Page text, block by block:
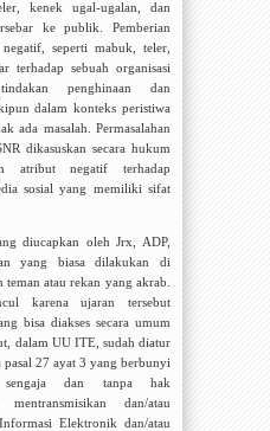
kenek ugal-ugalan, dan
ke publik. Pemberian
seperti mabuk, teler,
terhadap sebuah organisasi
penghinaan dan
dalam konteks peristiwa
ada masalah. Permasalahan
dikasuskan secara hukum
atribut negatif terhadap
sosial yang memiliki sifat
diucapkan oleh Jrx, ADP,
yang biasa dilakukan di
atau rekan yang akrab.
karena ujaran tersebut
bisa diakses secara umum
dalam UU ITE, sudah diatur
pasal 27 ayat 3 yang berbunyi
dan tanpa hak
dan/atau
Elektronik dan/atau